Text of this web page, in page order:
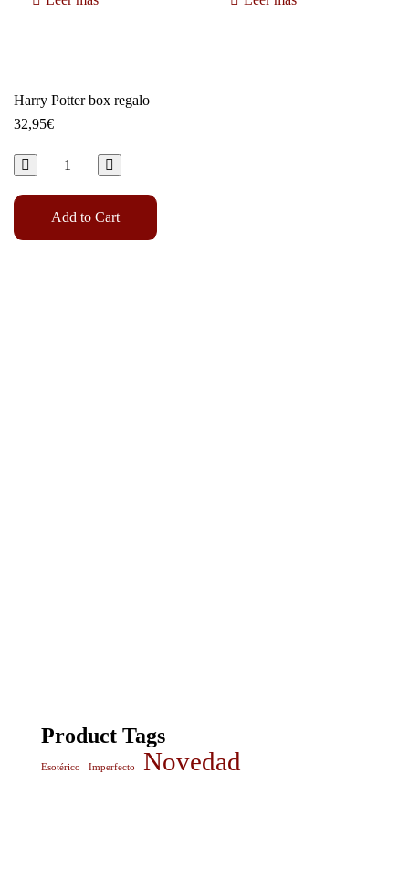
Harry Potter box regalo
32,95€
Add to Cart
Product Tags
Esotérico Imperfecto Novedad